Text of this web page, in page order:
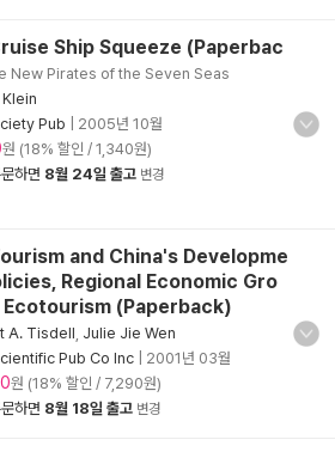
Ship Squeeze (Paperbac
New Pirates of the Seven Seas
Pub
2005년 10월
원 (18% 할인 / 1,340원)
하면 8월 24일 출고 변경
and China's Developme
Regional Economic Gro
(Paperback)
A. Tisdell Julie Jie Wen
Pub Co Inc
2001년 03월
원 (18% 할인 / 7,290원)
하면 8월 18일 출고 변경